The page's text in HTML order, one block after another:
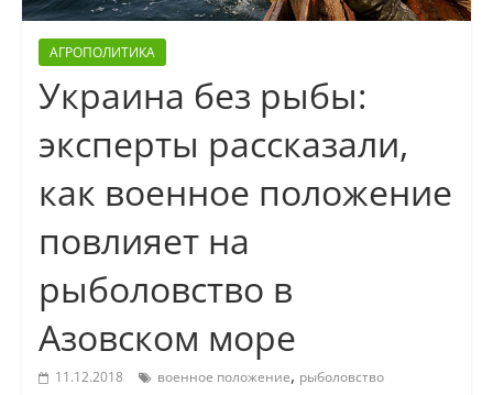
АГРОПОЛИТИКА
Украина без рыбы:
эксперты рассказали,
как военное положение
повлияет на
рыболовство в
Азовском море
11.12.2018 военное положение, рыболовство